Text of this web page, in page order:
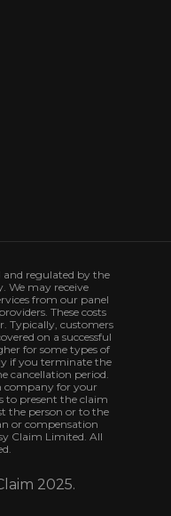
and regulated by the
We may receive
from our panel
These costs
Typically, customers
on a successful
for some types of
if you terminate the
cancellation period.
company for your
to present the claim
the person or to the
or compensation
Claim Limited. All
2025.